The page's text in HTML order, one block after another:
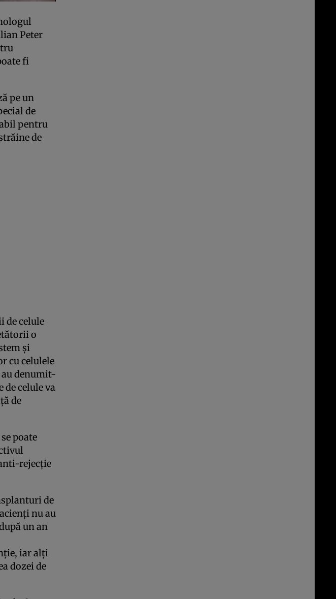
Peter
fi
pe un
de
pentru
de
de celule
o
şi
cu celulele
denumit-
de celule va
de
poate
rejecţie
de
nu au
un an
iar alţi
dozei de